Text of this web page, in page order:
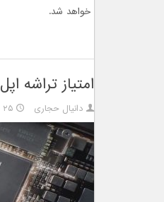
خواهد شد.
امتیاز تراشه اپل A12 آیفون ایکس اس در آنتوتو اعجاب‌آور است!
دانیال حجاری ۲۵ شهریور ۱۳۹۷ ساعت ۰۹:۳۵